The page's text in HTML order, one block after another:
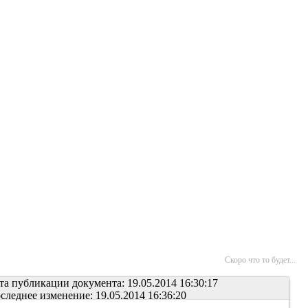
Скоро что то будет...
публикации документа: 19.05.2014 16:30:17
изменение: 19.05.2014 16:36:20